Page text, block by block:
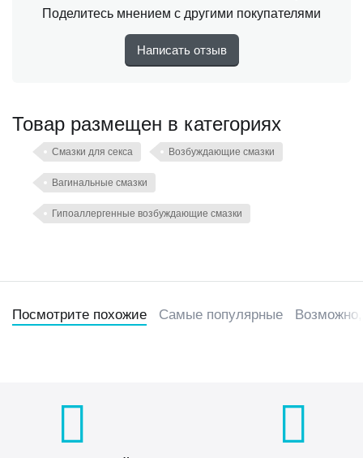
Поделитесь мнением с другими покупателями
Написать отзыв
Товар размещен в категориях
Смазки для секса Возбуждающие смазки
Вагинальные смазки
Гипоаллергенные возбуждающие смазки
Посмотрите похожие Самые популярные Возможно,